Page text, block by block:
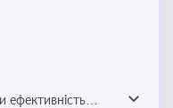
ефективність